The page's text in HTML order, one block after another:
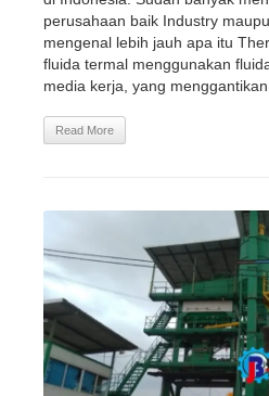
perusahaan baik Industry
mengenal lebih jauh apa itu
fluida termal menggunakan
media kerja, yang menggantikan
Read More